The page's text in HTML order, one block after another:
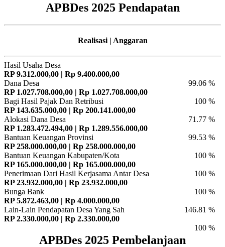
APBDes 2025 Pendapatan
Realisasi | Anggaran
Hasil Usaha Desa
RP 9.312.000,00 | Rp 9.400.000,00
99.06 %
Dana Desa
RP 1.027.708.000,00 | Rp 1.027.708.000,00
100 %
Bagi Hasil Pajak Dan Retribusi
RP 143.635.000,00 | Rp 200.141.000,00
71.77 %
Alokasi Dana Desa
RP 1.283.472.494,00 | Rp 1.289.556.000,00
99.53 %
Bantuan Keuangan Provinsi
RP 258.000.000,00 | Rp 258.000.000,00
100 %
Bantuan Keuangan Kabupaten/Kota
RP 165.000.000,00 | Rp 165.000.000,00
100 %
Penerimaan Dari Hasil Kerjasama Antar Desa
RP 23.932.000,00 | Rp 23.932.000,00
100 %
Bunga Bank
RP 5.872.463,00 | Rp 4.000.000,00
146.81 %
Lain-Lain Pendapatan Desa Yang Sah
RP 2.330.000,00 | Rp 2.330.000,00
100 %
APBDes 2025 Pembelanjaan